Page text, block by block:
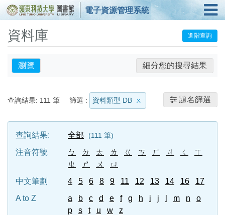
電子資源管理系統
資料庫 進階查詢
瀏覽 細分您的搜尋結果
題名篩選
查詢結果: 111 筆 篩選 : 資料類型 DB
查詢結果: 全部 111 筆
注音符號 ㄅ ㄉ ㄊ ㄌ ㄍ ㄎ ㄏ ㄐ ㄑ
ㄒ
ㄓ
ㄕ ㄨ
ㄩ
中文筆劃
4 5 6 8 9 11 12 13 14 16
17
A to Z
a b c d e f g h i j m n
o
p
s t u w z